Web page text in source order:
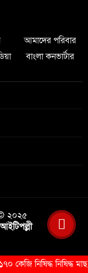
আমাদের পরিবার
বাংলা কনভার্টার
© ২০২৫
আইটিপল্লী
কেজি নিষিদ্ধ নিষিদ্ধ